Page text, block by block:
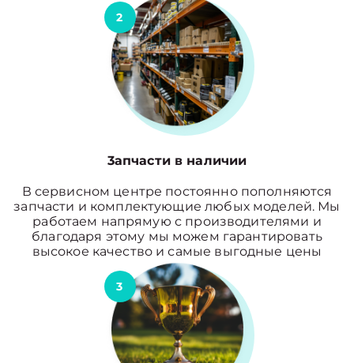
2
3апчасти в наличии
В сервисном центре постоянно пополняются
запчасти и комплектующие любых моделей. Мы
работаем напрямую с производителями и
благодаря этому мы можем гарантировать
высокое качество и самые выгодные цены
3